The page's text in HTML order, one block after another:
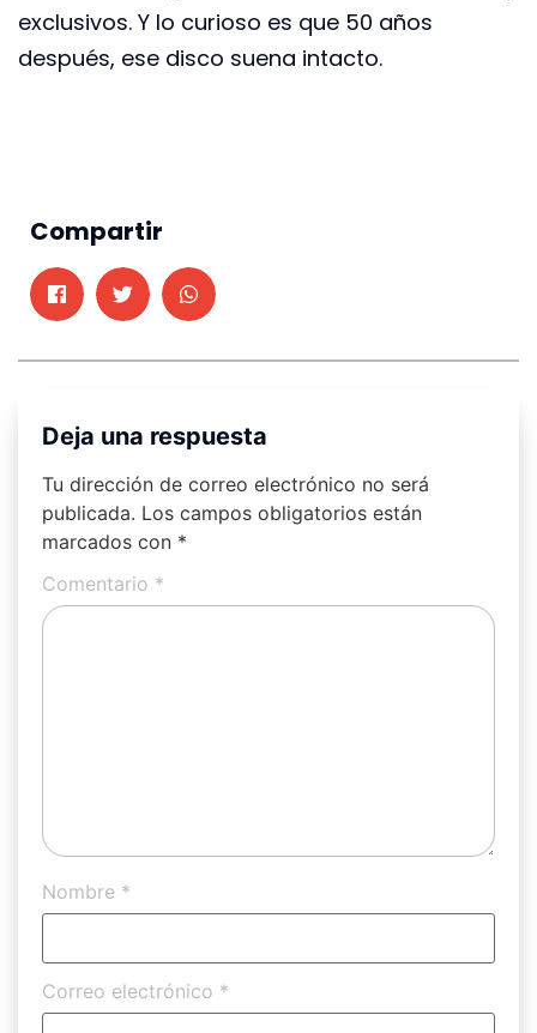
exclusivos. Y lo curioso es que 50 años
después, ese disco suena intacto.
Compartir
Deja una respuesta
Tu dirección de correo electrónico no será
publicada. Los campos obligatorios están
marcados con *
Comentario *
Nombre *
Correo electrónico *